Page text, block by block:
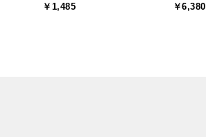
￥1,485 ￥6,380